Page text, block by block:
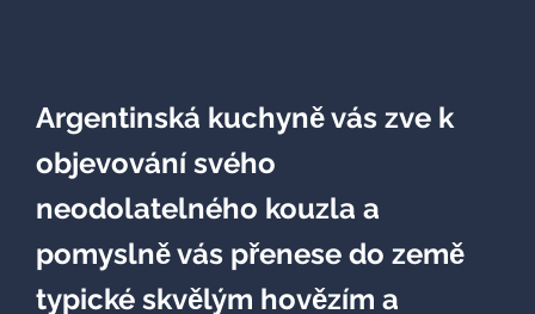
Argentinská kuchyně vás zve k
objevování svého
neodolatelného kouzla a
pomyslně vás přenese do země
typické skvělým hovězím a